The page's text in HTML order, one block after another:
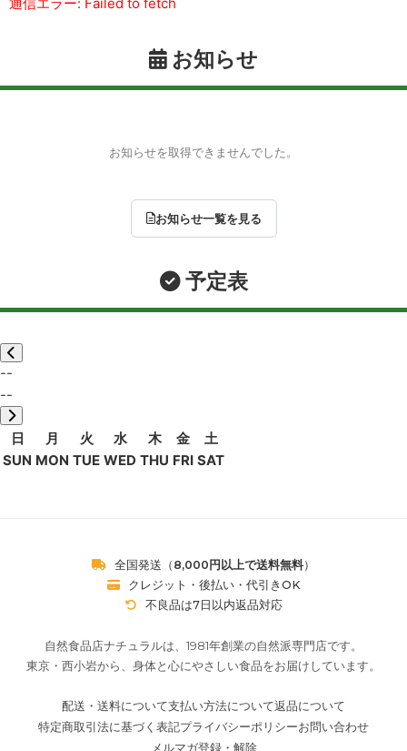
通信エラー: Failed to fetch
お知らせ
お知らせを取得できませんでした。
お知らせ一覧を見る
予定表
--
--
日
SUN
月
MON
火
TUE
水
WED
木
THU
金
FRI
土
SAT
全国発送（ 8,000円以上で送料無料）
クレジット・後払い・代引きOK
不良品は7日以内返品対応
自然食品店ナチュラルは、1981年創業の自然派専門店です。
東京・西小岩から、身体と心にやさしい食品をお届けしています。
配送・送料について支払い方法について返品について
特定商取引法に基づく表記プライバシーポリシーお問い合わせ
メルマガ登録・解除